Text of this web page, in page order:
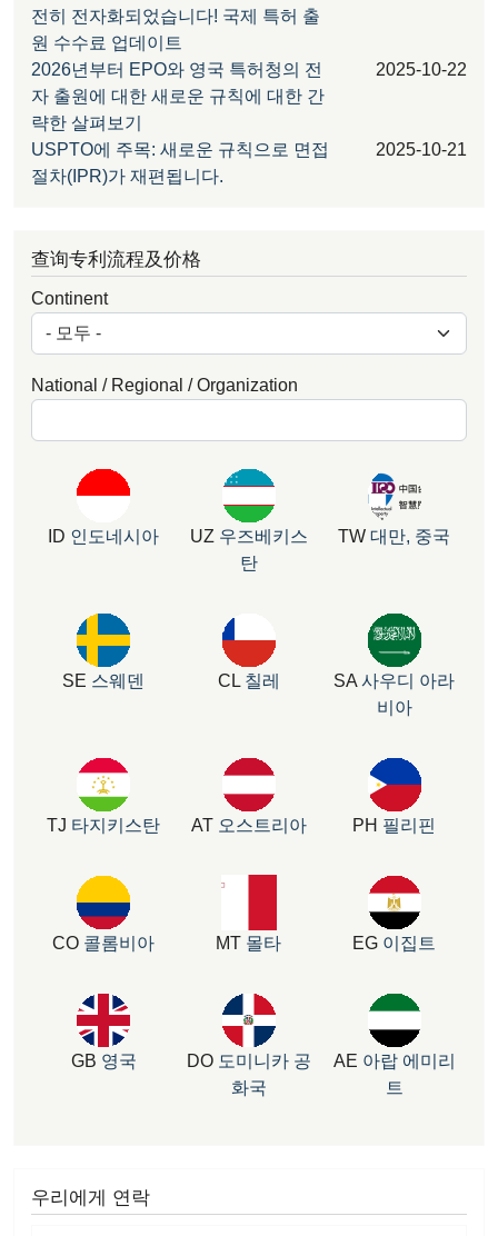
전히 전자화되었습니다! 국제 특허 출
원 수수료 업데이트
2026년부터 EPO와 영국 특허청의 전
자 출원에 대한 새로운 규칙에 대한 간
략한 살펴보기
2025-10-22
USPTO에 주목: 새로운 규칙으로 면접
절차(IPR)가 재편됩니다.
2025-10-21
查询专利流程及价格
Continent
National / Regional / Organization
ID 인도네시아 UZ 우즈베키스
탄
TW 대만, 중국
SE 스웨덴 CL 칠레 SA 사우디 아라
비아
TJ 타지키스탄 AT 오스트리아 PH 필리핀
CO 콜롬비아 MT 몰타 EG 이집트
GB 영국 DO 도미니카 공
화국
AE 아랍 에미리
트
우리에게 연락